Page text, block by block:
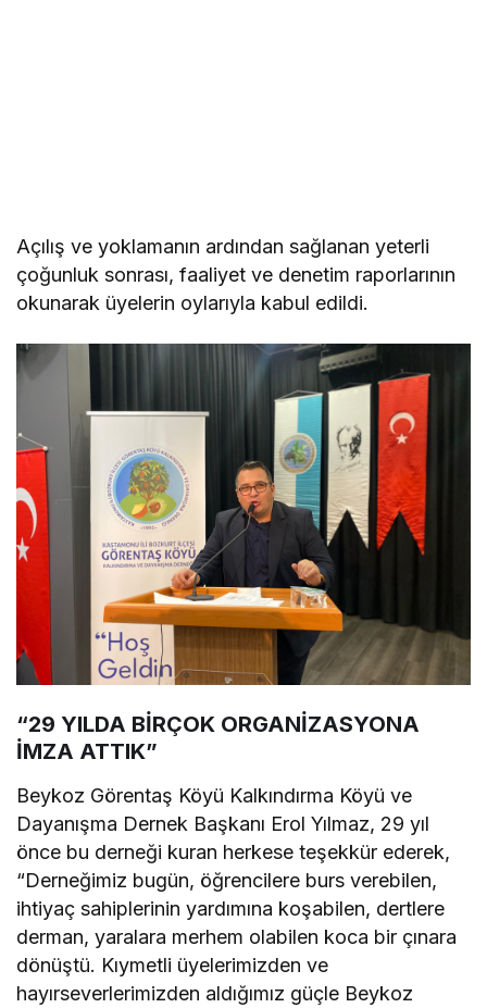
Açılış ve yoklamanın ardından sağlanan yeterli
çoğunluk sonrası, faaliyet ve denetim raporlarının
okunarak üyelerin oylarıyla kabul edildi.
“29 YILDA BİRÇOK ORGANİZASYONA
İMZA ATTIK”
Beykoz Görentaş Köyü Kalkındırma Köyü ve
Dayanışma Dernek Başkanı Erol Yılmaz, 29 yıl
önce bu derneği kuran herkese teşekkür ederek,
“Derneğimiz bugün, öğrencilere burs verebilen,
ihtiyaç sahiplerinin yardımına koşabilen, dertlere
derman, yaralara merhem olabilen koca bir çınara
dönüştü. Kıymetli üyelerimizden ve
hayırseverlerimizden aldığımız güçle Beykoz